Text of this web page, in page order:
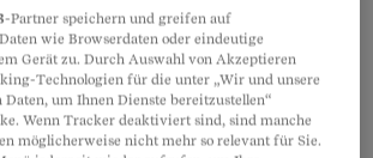
teilen
bringt Ihnen nichts, wenn
selber Ihren
nicht gerecht wird. Sowohl die
-Partner speichern und greifen auf
wie Browserdaten oder eindeutige
Gerät zu. Durch Auswahl von Akzeptieren
Technologien für die unter „Wir und unsere
um Ihnen Dienste bereitzustellen“
Wenn Tracker deaktiviert sind, sind manche
möglicherweise nicht mehr so relevant für Sie.